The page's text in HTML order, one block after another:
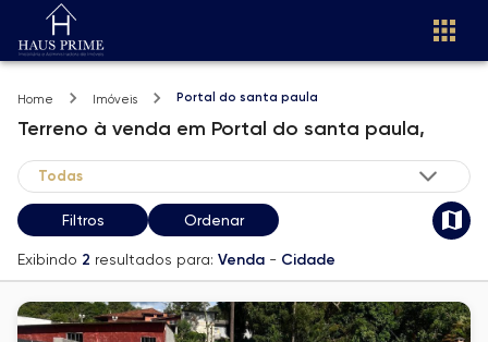
Home Imóveis Portal do santa paula
Terreno à venda em Portal do santa paula,
Filtros Ordenar
Exibindo 2 resultados para: Venda - Cidade